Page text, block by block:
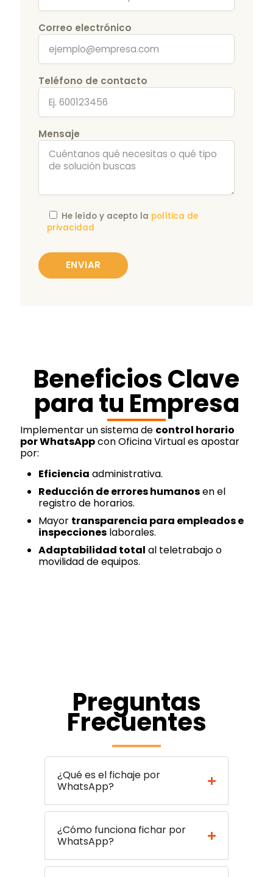
Correo electrónico
Teléfono de contacto
Mensaje
He leído y acepto la política de
privacidad
Beneficios Clave
para tu Empresa
Implementar un sistema de control horario
por WhatsAppcon Oficina Virtual es apostar
por:
Eficiencia administrativa.
Reducción de errores humanosen el
registro de horarios.
Mayor transparencia para empleados e
inspecciones laborales.
Adaptabilidad total al teletrabajo o
movilidad de equipos.
Preguntas
Frecuentes
¿Qué es el fichaje por
WhatsApp?
¿Cómo funciona fichar por
WhatsApp?